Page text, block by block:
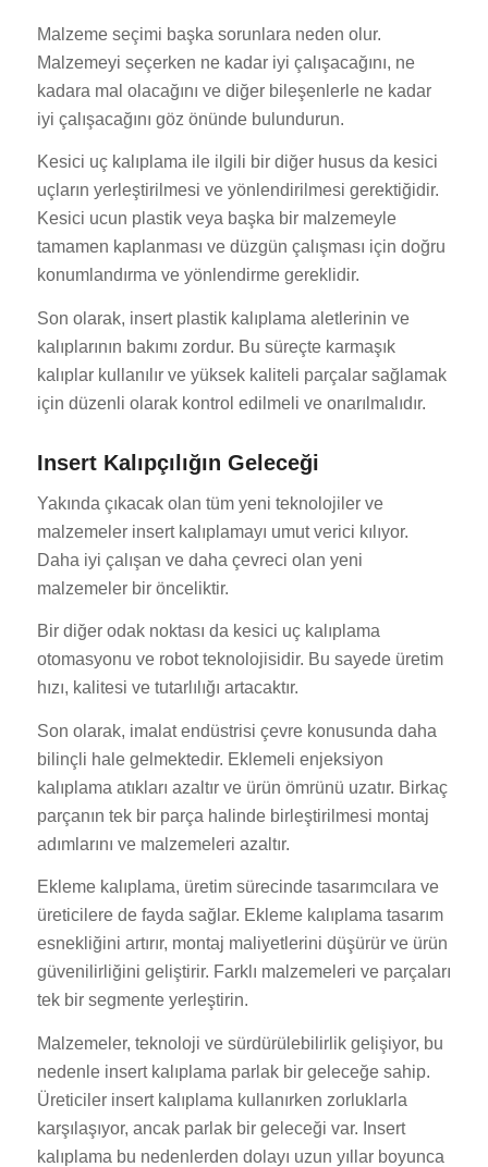
Malzeme seçimi başka sorunlara neden olur.
Malzemeyi seçerken ne kadar iyi çalışacağını, ne
kadara mal olacağını ve diğer bileşenlerle ne kadar
iyi çalışacağını göz önünde bulundurun.
Kesici uç kalıplama ile ilgili bir diğer husus da kesici
uçların yerleştirilmesi ve yönlendirilmesi gerektiğidir.
Kesici ucun plastik veya başka bir malzemeyle
tamamen kaplanması ve düzgün çalışması için doğru
konumlandırma ve yönlendirme gereklidir.
Son olarak, insert plastik kalıplama aletlerinin ve
kalıplarının bakımı zordur. Bu süreçte karmaşık
kalıplar kullanılır ve yüksek kaliteli parçalar sağlamak
için düzenli olarak kontrol edilmeli ve onarılmalıdır.
Insert Kalıpçılığın Geleceği
Yakında çıkacak olan tüm yeni teknolojiler ve
malzemeler insert kalıplamayı umut verici kılıyor.
Daha iyi çalışan ve daha çevreci olan yeni
malzemeler bir önceliktir.
Bir diğer odak noktası da kesici uç kalıplama
otomasyonu ve robot teknolojisidir. Bu sayede üretim
hızı, kalitesi ve tutarlılığı artacaktır.
Son olarak, imalat endüstrisi çevre konusunda daha
bilinçli hale gelmektedir. Eklemeli enjeksiyon
kalıplama atıkları azaltır ve ürün ömrünü uzatır. Birkaç
parçanın tek bir parça halinde birleştirilmesi montaj
adımlarını ve malzemeleri azaltır.
Ekleme kalıplama, üretim sürecinde tasarımcılara ve
üreticilere de fayda sağlar. Ekleme kalıplama tasarım
esnekliğini artırır, montaj maliyetlerini düşürür ve ürün
güvenilirliğini geliştirir. Farklı malzemeleri ve parçaları
tek bir segmente yerleştirin.
Malzemeler, teknoloji ve sürdürülebilirlik gelişiyor, bu
nedenle insert kalıplama parlak bir geleceğe sahip.
Üreticiler insert kalıplama kullanırken zorluklarla
karşılaşıyor, ancak parlak bir geleceği var. Insert
kalıplama bu nedenlerden dolayı uzun yıllar boyunca